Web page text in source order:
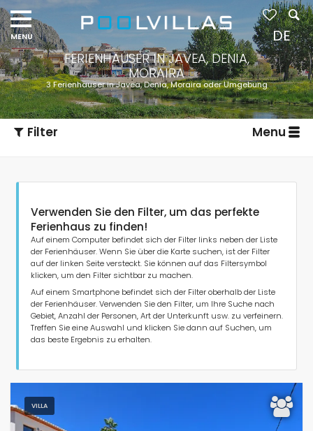
FERIENHÄUSER IN JAVEA, DENIA,
MORAIRA
3 Ferienhäuser in Javea, Denia, Moraira oder Umgebung
Filter Menu
Art der Unterkunft
Personen
Badezimmer
Verwenden Sie den Filter, um das perfekte
Ferienhaus zu finden!
Auf einem Computer befindet sich der Filter links neben der Liste
der Ferienhäuser. Wenn Sie über die Karte suchen, ist der Filter
auf der linken Seite versteckt. Sie können auf das Filtersymbol
klicken, um den Filter sichtbar zu machen.
Auf einem Smartphone befindet sich der Filter oberhalb der Liste
der Ferienhäuser. Verwenden Sie den Filter, um Ihre Suche nach
Gebiet, Anzahl der Personen, Art der Unterkunft usw. zu verfeinern.
Treffen Sie eine Auswahl und klicken Sie dann auf Suchen, um
das beste Ergebnis zu erhalten.
VILLA
DE
Navigation
menu